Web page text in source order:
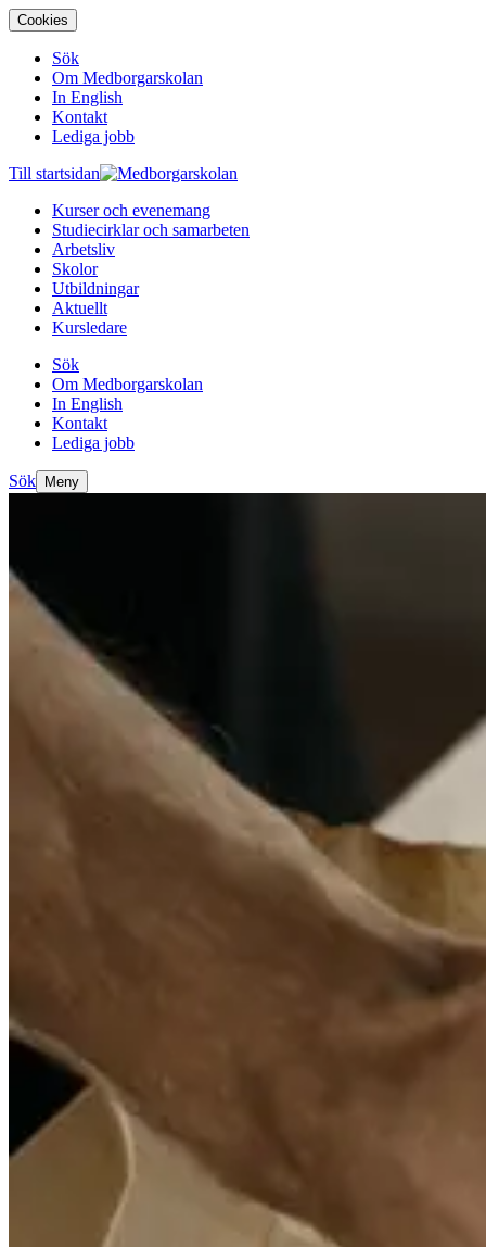
Cookies
Sök
Om Medborgarskolan
In English
Kontakt
Lediga jobb
Till startsidan
Kurser och evenemang
Studiecirklar och samarbeten
Arbetsliv
Skolor
Utbildningar
Aktuellt
Kursledare
Sök
Om Medborgarskolan
In English
Kontakt
Lediga jobb
Sök Meny